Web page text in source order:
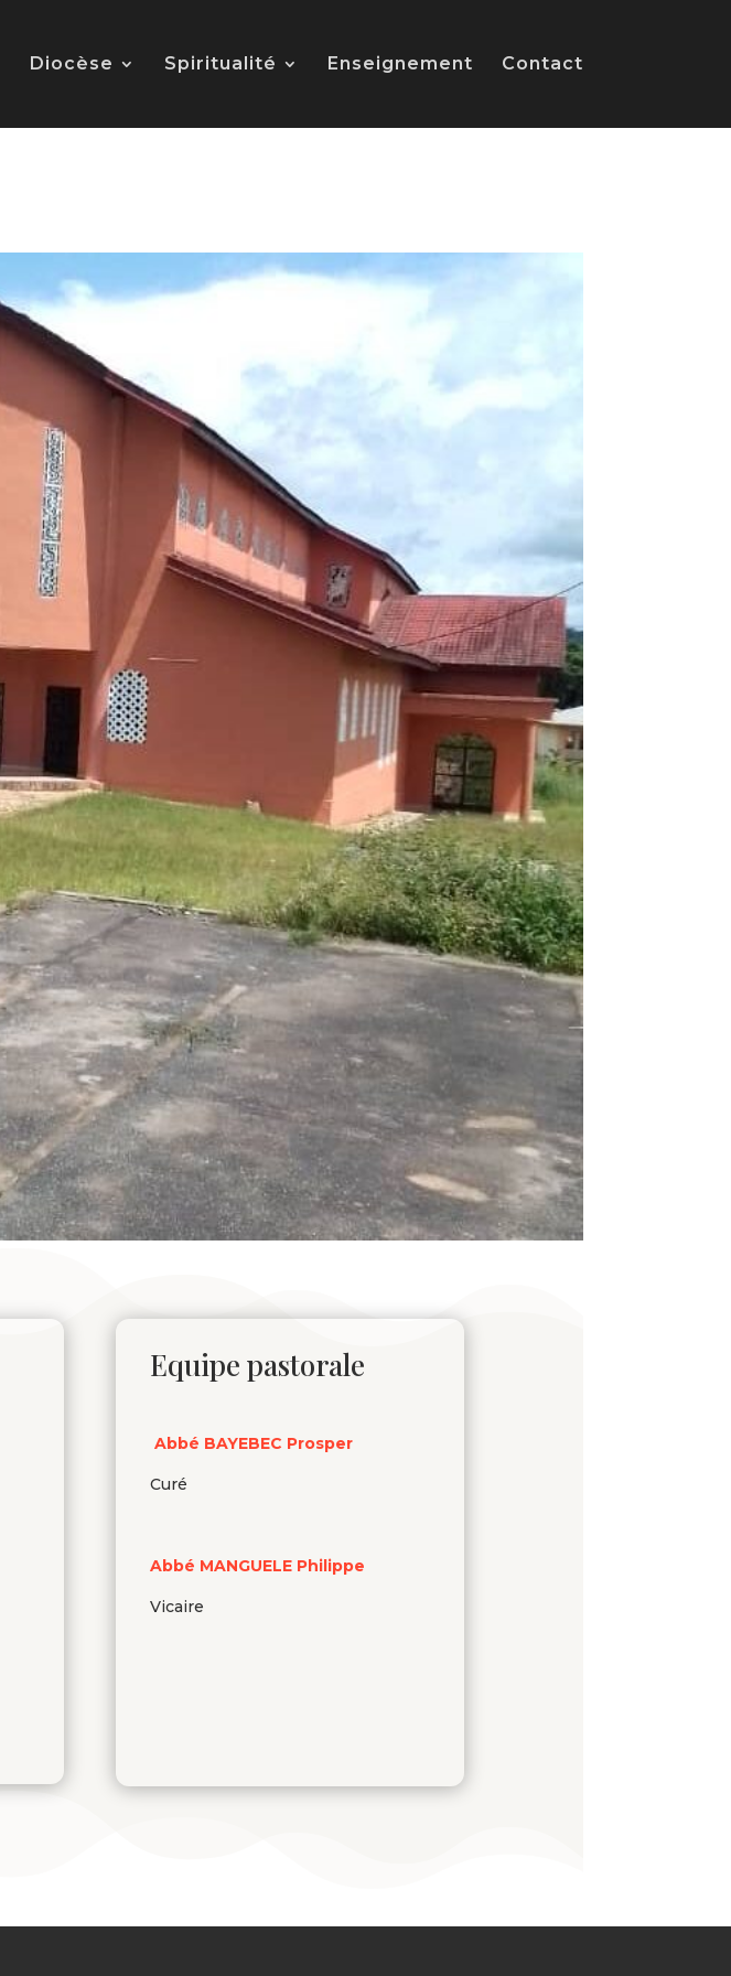
Diocèse Spiritualité Enseignement Contact
Equipe pastorale
Abbé BAYEBEC Prosper
Curé
Abbé MANGUELE Philippe
Vicaire